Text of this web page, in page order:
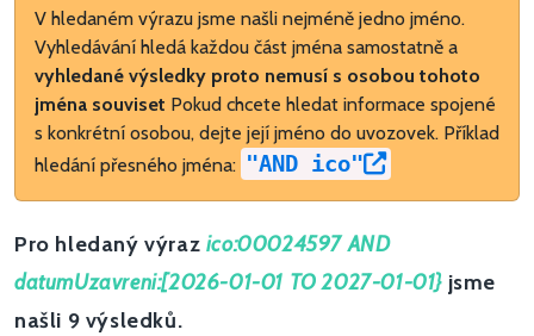
V hledaném výrazu jsme našli nejméně jedno jméno.
Vyhledávání hledá každou část jména samostatně a
vyhledané výsledky proto nemusí s osobou tohoto
jména souviset Pokud chcete hledat informace spojené
s konkrétní osobou, dejte její jméno do uvozovek. Příklad
hledání přesného jména: "AND ico"
Pro hledaný výraz ico:00024597 AND
datumUzavreni:[2026-01-01 TO 2027-01-01} jsme
našli 9 výsledků.